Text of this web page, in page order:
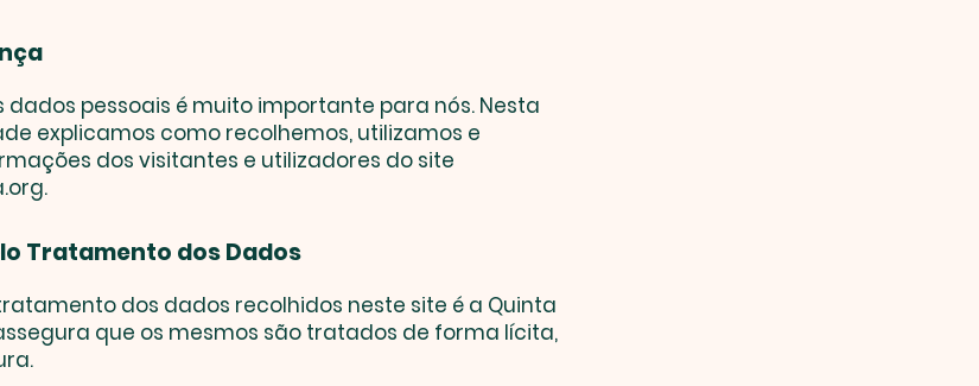
dados pessoais é muito importante para nós. Nesta
explicamos como recolhemos, utilizamos e
dos visitantes e utilizadores do site
Tratamento dos Dados
dos dados recolhidos neste site é a Quinta
que os mesmos são tratados de forma lícita,